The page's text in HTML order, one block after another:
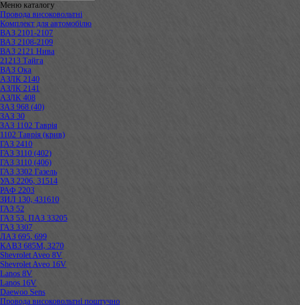
Меню каталогу
Провода високовольтні
Комплект для автомобілю
ВАЗ 2101-2107
ВАЗ 2108-2109
ВАЗ 2121 Нива
21213 Тайга
ВАЗ Ока
АЗЛК 2140
АЗЛК 2141
АЗЛК 408
ЗАЗ 968 (40)
ЗАЗ 30
ЗАЗ 1102 Таврія
1102 Таврія (крив)
ГАЗ 2410
ГАЗ 3110 (402)
ГАЗ 3110 (406)
ГАЗ 3302 Газель
УАЗ 2206, 31514
РАФ 2203
ЗИЛ 130, 431610
ГАЗ 52
ГАЗ 53, ПАЗ 33205
ГАЗ 3307
ЛАЗ 695, 699
КАВЗ 685М, 3270
Shevrolet Aveo 8V
Shevrolet Aveo 16V
Lanos 8V
Lanos 16V
Daewoo Sens
Провода високовольтні поштучно